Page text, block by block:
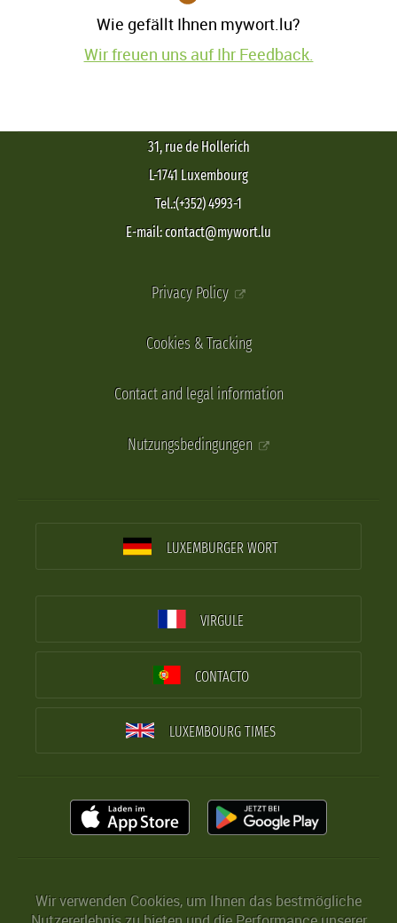
Wie gefällt Ihnen mywort.lu?
Wir freuen uns auf Ihr Feedback.
31, rue de Hollerich
L-1741 Luxembourg
Tel.:(+352) 4993-1
E-mail: contact@mywort.lu
Privacy Policy
Cookies & Tracking
Contact and legal information
Nutzungsbedingungen
LUXEMBURGER WORT
VIRGULE
CONTACTO
LUXEMBOURG TIMES
Wir verwenden Cookies, um Ihnen das bestmögliche